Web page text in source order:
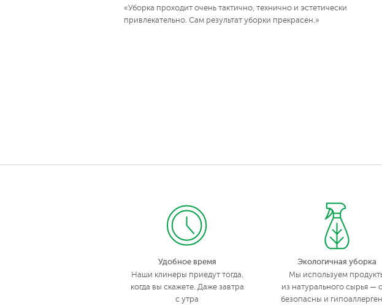
«Уборка проходит очень тактично, технично и эстетически
привлекательно. Сам результат уборки прекрасен.»
Удобное время
Наши клинеры приедут тогда,
когда вы скажете. Даже завтра
с утра
Экологичная уборка
Мы используем
из натурального сырья —
безопасны и